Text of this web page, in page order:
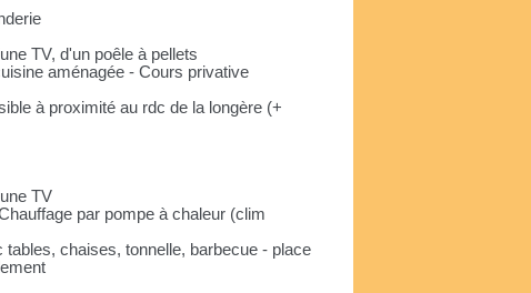
TV, d'un poêle à pellets
aménagée - Cours privative
à proximité au rdc de la longère (+
TV
par pompe à chaleur (clim
chaises, tonnelle, barbecue - place